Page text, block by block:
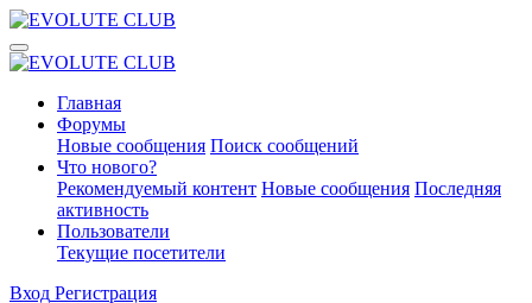
Главная
Форумы
Новые сообщения Поиск сообщений
Что нового?
Рекомендуемый контент Новые сообщения Последняя
активность
Пользователи
Текущие посетители
Вход Регистрация